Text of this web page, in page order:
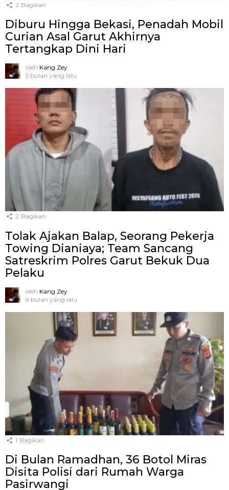
2 Bagikan
Diburu Hingga Bekasi, Penadah Mobil
Curian Asal Garut Akhirnya
Tertangkap Dini Hari
oleh Kang Zey
5 bulan yang lalu
2 Bagikan
Tolak Ajakan Balap, Seorang Pekerja
Towing Dianiaya; Team Sancang
Satreskrim Polres Garut Bekuk Dua
Pelaku
oleh Kang Zey
6 bulan yang lalu
1 Bagikan
Di Bulan Ramadhan, 36 Botol Miras
Disita Polisi dari Rumah Warga
Pasirwangi